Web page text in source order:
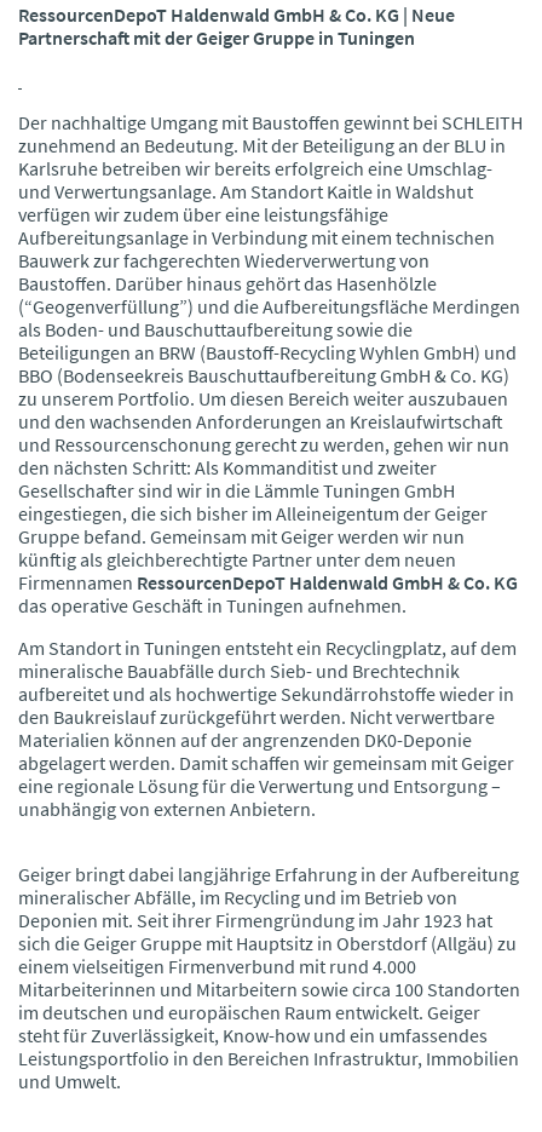
RessourcenDepoT Haldenwald GmbH & Co. KG | Neue
Partnerschaft mit der Geiger Gruppe in Tuningen
Der nachhaltige Umgang mit Baustoffen gewinnt bei SCHLEITH
zunehmend an Bedeutung. Mit der Beteiligung an der BLU in
Karlsruhe betreiben wir bereits erfolgreich eine Umschlag-
und Verwertungsanlage. Am Standort Kaitle in Waldshut
verfügen wir zudem über eine leistungsfähige
Aufbereitungsanlage in Verbindung mit einem technischen
Bauwerk zur fachgerechten Wiederverwertung von
Baustoffen. Darüber hinaus gehört das Hasenhölzle
(“Geogenverfüllung”) und die Aufbereitungsfläche Merdingen
als Boden- und Bauschuttaufbereitung sowie die
Beteiligungen an BRW (Baustoff-Recycling Wyhlen GmbH) und
BBO (Bodenseekreis Bauschuttaufbereitung GmbH & Co. KG)
zu unserem Portfolio. Um diesen Bereich weiter auszubauen
und den wachsenden Anforderungen an Kreislaufwirtschaft
und Ressourcenschonung gerecht zu werden, gehen wir nun
den nächsten Schritt: Als Kommanditist und zweiter
Gesellschafter sind wir in die Lämmle Tuningen GmbH
eingestiegen, die sich bisher im Alleineigentum der Geiger
Gruppe befand. Gemeinsam mit Geiger werden wir nun
künftig als gleichberechtigte Partner unter dem neuen
Firmennamen RessourcenDepoT Haldenwald GmbH & Co. KG
das operative Geschäft in Tuningen aufnehmen.
Am Standort in Tuningen entsteht ein Recyclingplatz, auf dem
mineralische Bauabfälle durch Sieb- und Brechtechnik
aufbereitet und als hochwertige Sekundärrohstoffe wieder in
den Baukreislauf zurückgeführt werden. Nicht verwertbare
Materialien können auf der angrenzenden DK0-Deponie
abgelagert werden. Damit schaffen wir gemeinsam mit Geiger
eine regionale Lösung für die Verwertung und Entsorgung –
unabhängig von externen Anbietern.
Geiger bringt dabei langjährige Erfahrung in der Aufbereitung
mineralischer Abfälle, im Recycling und im Betrieb von
Deponien mit. Seit ihrer Firmengründung im Jahr 1923 hat
sich die Geiger Gruppe mit Hauptsitz in Oberstdorf (Allgäu) zu
einem vielseitigen Firmenverbund mit rund 4.000
Mitarbeiterinnen und Mitarbeitern sowie circa 100 Standorten
im deutschen und europäischen Raum entwickelt. Geiger
steht für Zuverlässigkeit, Know-how und ein umfassendes
Leistungsportfolio in den Bereichen Infrastruktur, Immobilien
und Umwelt.